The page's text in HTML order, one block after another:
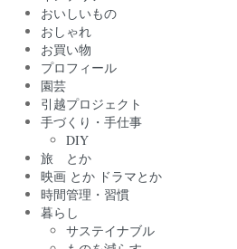
おいしいもの
おしゃれ
お買い物
プロフィール
園芸
引越プロジェクト
手づくり・手仕事
DIY
旅 とか
映画 とか ドラマとか
時間管理・習慣
暮らし
サステイナブル